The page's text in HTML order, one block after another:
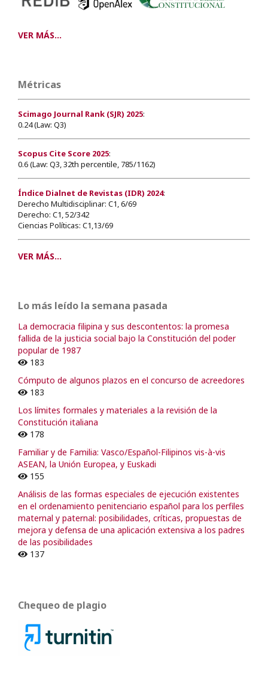
VER MÁS...
Métricas
Scimago Journal Rank (SJR) 2025:
0.24 (Law: Q3)
Scopus Cite Score 2025:
0.6 (Law: Q3, 32th percentile, 785/1162)
Índice Dialnet de Revistas (IDR) 2024:
Derecho Multidisciplinar: C1, 6/69
Derecho: C1, 52/342
Ciencias Políticas: C1,13/69
VER MÁS...
Lo más leído la semana pasada
La democracia filipina y sus descontentos: la promesa
fallida de la justicia social bajo la Constitución del poder
popular de 1987
183
Cómputo de algunos plazos en el concurso de acreedores
183
Los límites formales y materiales a la revisión de la
Constitución italiana
178
Familiar y de Familia: Vasco/Español-Filipinos vis-à-vis
ASEAN, la Unión Europea, y Euskadi
155
Análisis de las formas especiales de ejecución existentes
en el ordenamiento penitenciario español para los perfiles
maternal y paternal: posibilidades, críticas, propuestas de
mejora y defensa de una aplicación extensiva a los padres
de las posibilidades
137
Chequeo de plagio